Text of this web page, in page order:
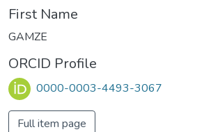
First Name
GAMZE
ORCID Profile
0000-0003-4493-3067
Full item page